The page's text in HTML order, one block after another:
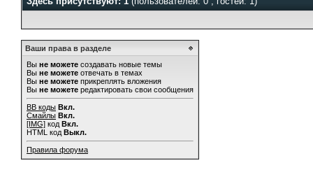
Ваши права в разделе
Вы не можете создавать новые темы
Вы не можете отвечать в темах
Вы не можете прикреплять вложения
Вы не можете редактировать свои сообщения
BB коды Вкл.
Смайлы Вкл.
[IMG] код Вкл.
HTML код Выкл.
Правила форума